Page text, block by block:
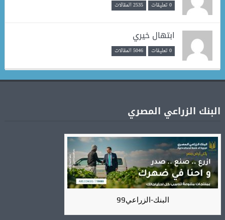
0 تعليقات 2535 المقالات
ابتهال خيري
0 تعليقات 5046 المقالات
البنك الزراعي المصري
البنك-الزراعي99